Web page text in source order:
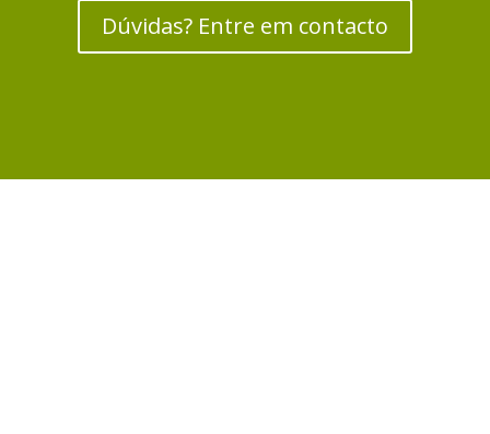
Dúvidas? Entre em contacto